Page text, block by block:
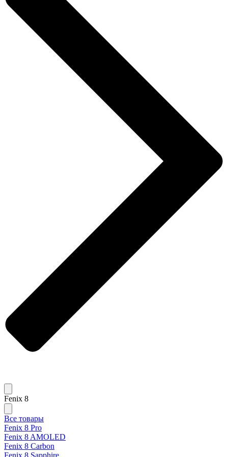
Fenix 8
Все товары
Fenix 8 Pro
Fenix 8 AMOLED
Fenix 8 Carbon